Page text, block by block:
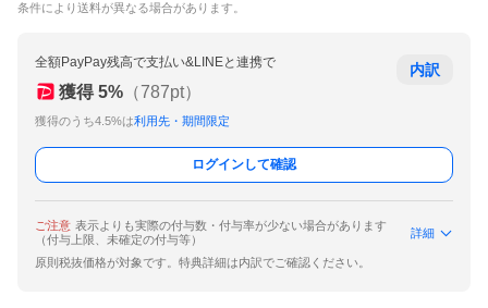
条件により送料が異なる場合があります。
全額PayPay残高で支払い&LINEと連携で
獲得 5% （787pt）
獲得のうち4.5%は利用先・期間限定
内訳
ログインして確認
ご注意 表示よりも実際の付与数・付与率が少ない場合があります
（付与上限、未確定の付与等）
詳細
原則税抜価格が対象です。特典詳細は内訳でご確認ください。